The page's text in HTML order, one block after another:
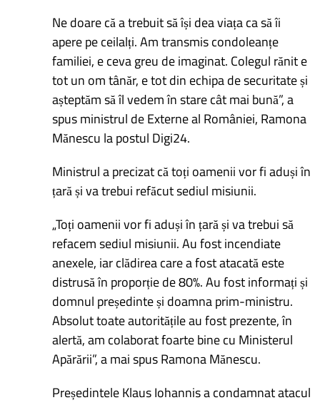
Ne doare că a trebuit să își dea viața ca să îi
apere pe ceilalți. Am transmis condoleanțe
familiei, e ceva greu de imaginat. Colegul rănit e
tot un om tânăr, e tot din echipa de securitate și
așteptăm să îl vedem în stare cât mai bună”, a
spus ministrul de Externe al României, Ramona
Mănescu la postul Digi24.
Ministrul a precizat că toți oamenii vor fi aduși în
țară și va trebui refăcut sediul misiunii.
„Toți oamenii vor fi aduși în țară și va trebui să
refacem sediul misiunii. Au fost incendiate
anexele, iar clădirea care a fost atacată este
distrusă în proporție de 80%. Au fost informați și
domnul președinte și doamna prim-ministru.
Absolut toate autoritățile au fost prezente, în
alertă, am colaborat foarte bine cu Ministerul
Apărării”, a mai spus Ramona Mănescu.
Președintele Klaus Iohannis a condamnat atacul